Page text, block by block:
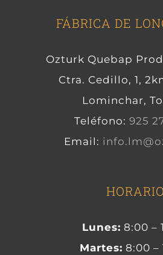
FÁBRICA DE
Ozturk Quebap
Ctra. Cedillo, 1,
Lominchar,
Teléfono: 925
Email:
HORARIO
Lunes: 8:00 –
Martes: 8:00 –